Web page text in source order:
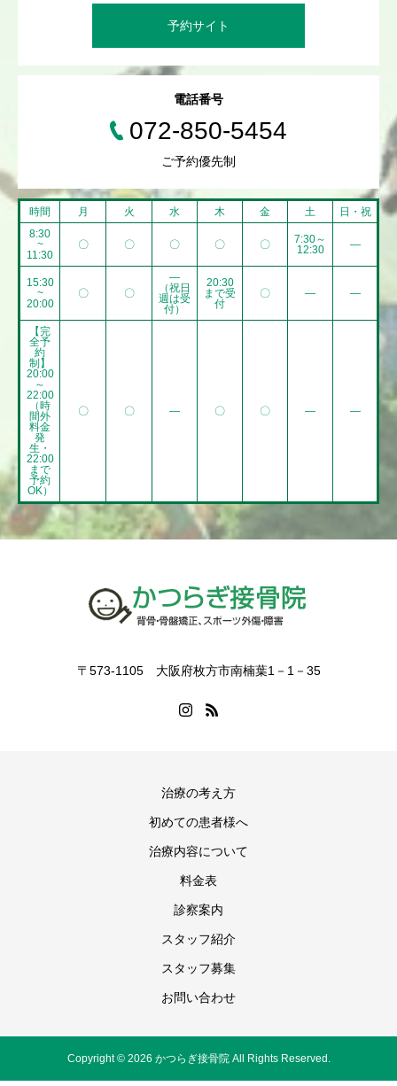
予約サイト
電話番号
072-850-5454
ご予約優先制
時間 月 火 水 木 金 土
日・祝
8:30
~
11:30
〇 〇 〇 〇 〇
7:30～
12:30
―
15:30
~
20:00
〇 〇
―
（祝日
週は受
付）
20:30
まで受
付
〇 ― ―
【完
全予
約
制】
20:00
～
22:00
（時
間外
料金
発
生・
22:00
まで
予約
OK）
〇 〇 ― 〇 〇 ― ―
〒573-1105 大阪府枚方市南楠葉1－1－35
治療の考え方
初めての患者様へ
治療内容について
料金表
診察案内
スタッフ紹介
スタッフ募集
お問い合わせ
Copyright © 2026 かつらぎ接骨院 All Rights Reserved.